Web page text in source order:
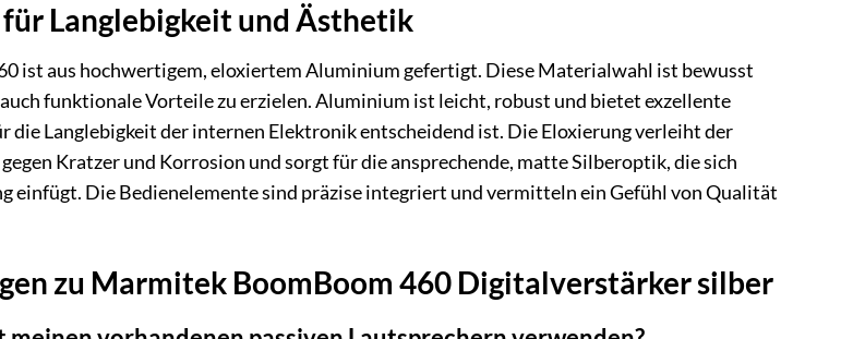
Langlebigkeit und Ästhetik
ist aus hochwertigem, eloxiertem Aluminium gefertigt. Diese Materialwahl ist bewusst
funktionale Vorteile zu erzielen. Aluminium ist leicht, robust und bietet exzellente
die Langlebigkeit der internen Elektronik entscheidend ist. Die Eloxierung verleiht der
Kratzer und Korrosion und sorgt für die ansprechende, matte Silberoptik, die sich
einfügt. Die Bedienelemente sind präzise integriert und vermitteln ein Gefühl von Qualität
zu Marmitek BoomBoom 460 Digitalverstärker silber